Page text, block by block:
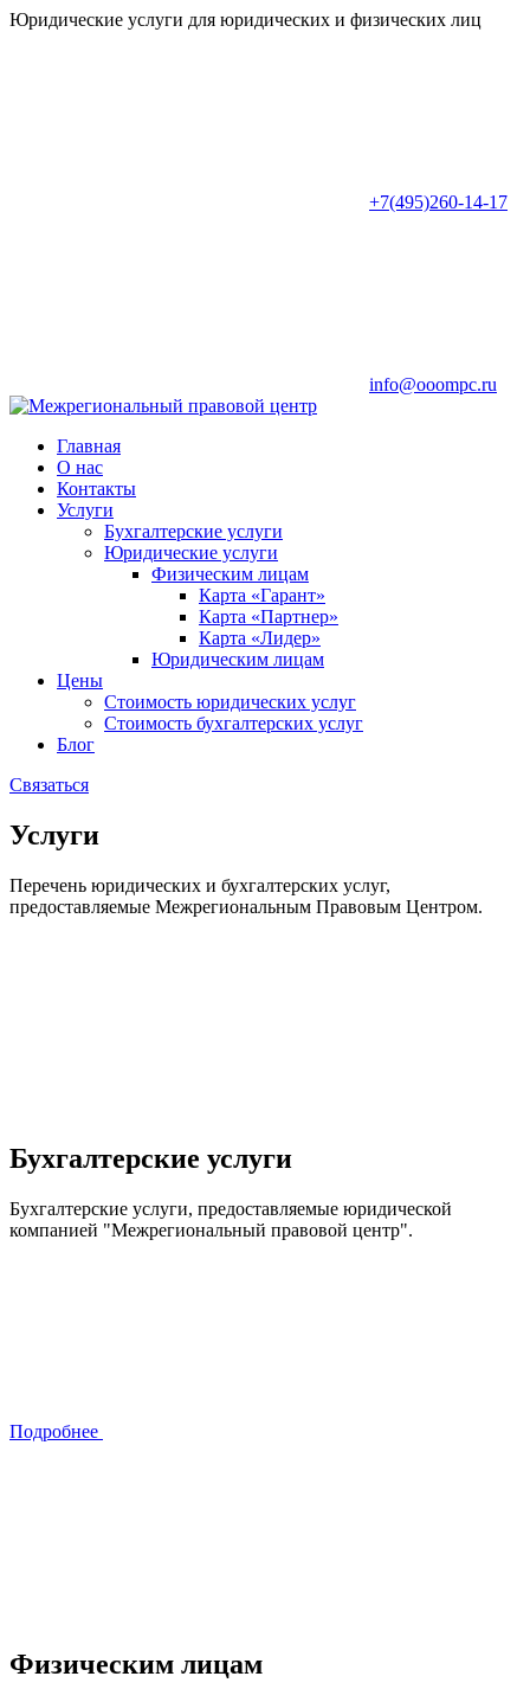
Юридические услуги для юридических и физических лиц
+7(495)260-14-17
info@ooompc.ru
Главная
О нас
Контакты
Услуги
Бухгалтерские услуги
Юридические услуги
Физическим лицам
Карта «Гарант»
Карта «Партнер»
Карта «Лидер»
Юридическим лицам
Цены
Стоимость юридических услуг
Стоимость бухгалтерских услуг
Блог
Связаться
Услуги
Перечень юридических и бухгалтерских услуг,
предоставляемые Межрегиональным Правовым Центром.
Бухгалтерские услуги
Бухгалтерские услуги, предоставляемые юридической
компанией "Межрегиональный правовой центр".
Подробнее
Физическим лицам